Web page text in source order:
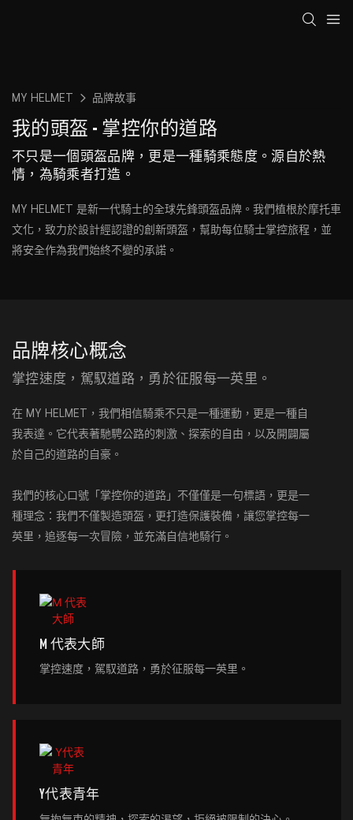
MY HELMET 品牌故事
我的頭盔 - 掌控你的道路
不只是一個頭盔品牌，更是一種騎乘態度。源自於熱
情，為騎乘者打造。
MY HELMET 是新一代騎士的全球先鋒頭盔品牌。我們植根於摩托車
文化，致力於設計經認證的創新頭盔，幫助每位騎士掌控旅程，並
將安全作為我們始終不變的承諾。
品牌核心概念
掌控速度，駕馭道路，勇於征服每一英里。
在 MY HELMET，我們相信騎乘不只是一種運動，更是一種自
我表達。它代表著馳騁公路的刺激、探索的自由，以及開闢屬
於自己的道路的自豪。
我們的核心口號「掌控你的道路」不僅僅是一句標語，更是一
種理念：我們不僅製造頭盔，更打造保護裝備，讓您掌控每一
英里，追逐每一次冒險，並充滿自信地騎行。
M 代表大師
掌控速度，駕馭道路，勇於征服每一英里。
Y代表青年